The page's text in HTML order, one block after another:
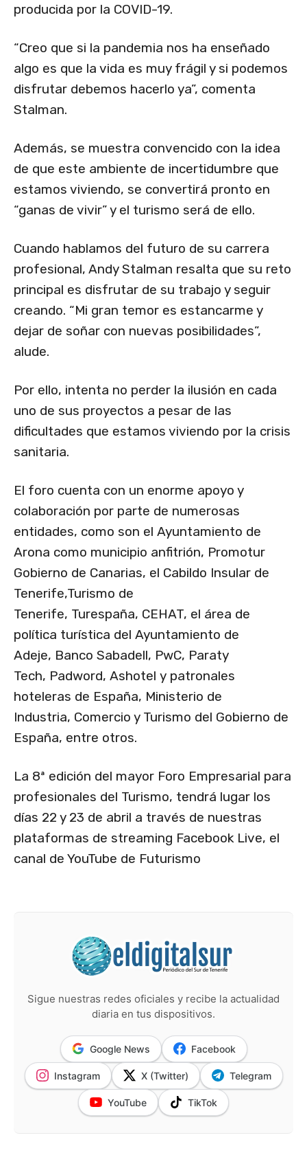
producida por la COVID-19.
“Creo que si la pandemia nos ha enseñado
algo es que la vida es muy frágil y si podemos
disfrutar debemos hacerlo ya”, comenta
Stalman.
Además, se muestra convencido con la idea
de que este ambiente de incertidumbre que
estamos viviendo, se convertirá pronto en
“ganas de vivir” y el turismo será de ello.
Cuando hablamos del futuro de su carrera
profesional, Andy Stalman resalta que su reto
principal es disfrutar de su trabajo y seguir
creando. “Mi gran temor es estancarme y
dejar de soñar con nuevas posibilidades”,
alude.
Por ello, intenta no perder la ilusión en cada
uno de sus proyectos a pesar de las
dificultades que estamos viviendo por la crisis
sanitaria.
El foro cuenta con un enorme apoyo y
colaboración por parte de numerosas
entidades, como son el Ayuntamiento de
Arona como municipio anfitrión, Promotur
Gobierno de Canarias, el Cabildo Insular de
Tenerife,Turismo de
Tenerife, Turespaña, CEHAT, el área de
política turística del Ayuntamiento de
Adeje, Banco Sabadell, PwC, Paraty
Tech, Padword, Ashotel y patronales
hoteleras de España, Ministerio de
Industria, Comercio y Turismo del Gobierno de
España, entre otros.
La 8ª edición del mayor Foro Empresarial para
profesionales del Turismo, tendrá lugar los
días 22 y 23 de abril a través de nuestras
plataformas de streaming Facebook Live, el
canal de YouTube de Futurismo
Sigue nuestras redes oficiales y recibe la actualidad
diaria en tus dispositivos.
Google News Facebook
Instagram X (Twitter) Telegram
YouTube TikTok